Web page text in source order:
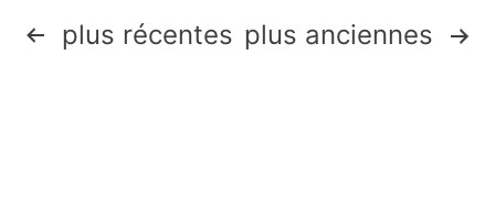
Pagination
plus récentes plus anciennes